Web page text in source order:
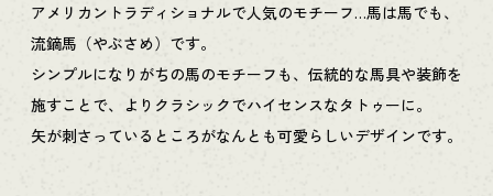
アメリカントラディショナルで人気のモチーフ…馬は馬でも、
流鏑馬（やぶさめ）です。
シンプルになりがちの馬のモチーフも、伝統的な馬具や装飾を
施すことで、よりクラシックでハイセンスなタトゥーに。
矢が刺さっているところがなんとも可愛らしいデザインです。